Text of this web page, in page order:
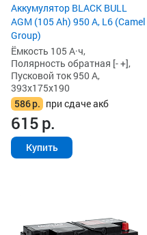
Аккумулятор BLACK BULL
AGM (105 Ah) 950 А, L6 (Camel
Group)
Ёмкость 105 А·ч,
Полярность обратная [- +],
Пусковой ток 950 А,
393x175x190
586р. при сдаче акб
615р.
Купить